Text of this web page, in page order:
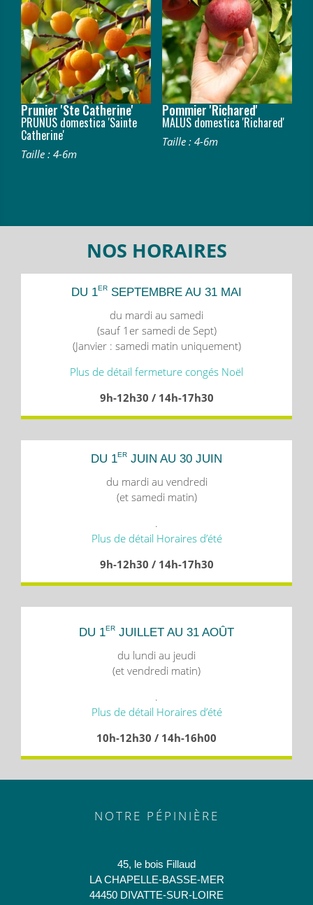
Prunier 'Ste Catherine'
PRUNUS domestica 'Sainte
Catherine'
Taille : 4-6m
Pommier 'Richared'
MALUS domestica 'Richared'
Taille : 4-6m
NOS HORAIRES
DU 1ER SEPTEMBRE AU 31 MAI
du mardi au samedi
(sauf 1er samedi de Sept)
(Janvier : samedi matin uniquement)
Plus de détail fermeture congés Noël
9h-12h30 / 14h-17h30
DU 1ER JUIN AU 30 JUIN
du mardi au vendredi
(et samedi matin)
.
Plus de détail Horaires d’été
9h-12h30 / 14h-17h30
DU 1ER JUILLET AU 31 AOÛT
du lundi au jeudi
(et vendredi matin)
.
Plus de détail Horaires d’été
10h-12h30 / 14h-16h00
NOTRE PÉPINIÈRE
45, le bois Fillaud
LA CHAPELLE-BASSE-MER
44450 DIVATTE-SUR-LOIRE